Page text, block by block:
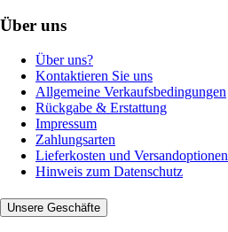
Über uns
Über uns?
Kontaktieren Sie uns
Allgemeine Verkaufsbedingungen
Rückgabe & Erstattung
Impressum
Zahlungsarten
Lieferkosten und Versandoptionen
Hinweis zum Datenschutz
Unsere Geschäfte